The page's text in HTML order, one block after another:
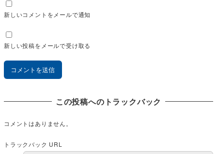
新しいコメントをメールで通知
新しい投稿をメールで受け取る
この投稿へのトラックバック
コメントはありません。
トラックバック URL